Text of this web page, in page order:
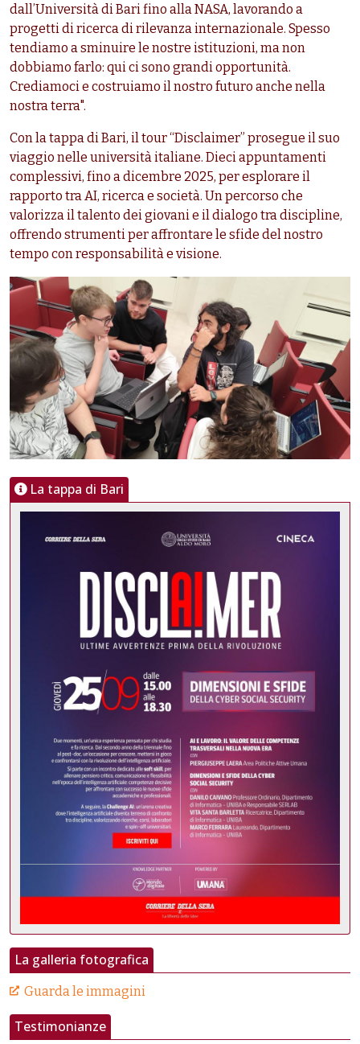
dall’Università di Bari fino alla NASA, lavorando a
progetti di ricerca di rilevanza internazionale. Spesso
tendiamo a sminuire le nostre istituzioni, ma non
dobbiamo farlo: qui ci sono grandi opportunità.
Crediamoci e costruiamo il nostro futuro anche nella
nostra terra".
Con la tappa di Bari, il tour “Disclaimer” prosegue il suo
viaggio nelle università italiane. Dieci appuntamenti
complessivi, fino a dicembre 2025, per esplorare il
rapporto tra AI, ricerca e società. Un percorso che
valorizza il talento dei giovani e il dialogo tra discipline,
offrendo strumenti per affrontare le sfide del nostro
tempo con responsabilità e visione.
La tappa di Bari
La galleria fotografica
Guarda le immagini
Testimonianze